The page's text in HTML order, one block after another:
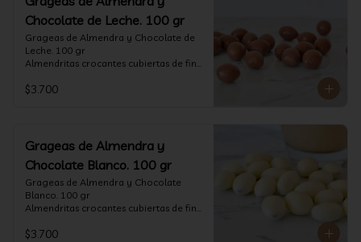
Chocolate de Leche. 100 gr
Grageas de Almendra y Chocolate de
Leche. 100 gr
Almendritas crocantes cubiertas de fino
Formato: Bolsa 100 gramos
$3.700
Grageas de Almendra y
Chocolate Blanco. 100 gr
Grageas de Almendra y Chocolate
Blanco. 100 gr
Almendritas crocantes cubiertas de fino
Formato: Bolsa 100 gramos
$3.700